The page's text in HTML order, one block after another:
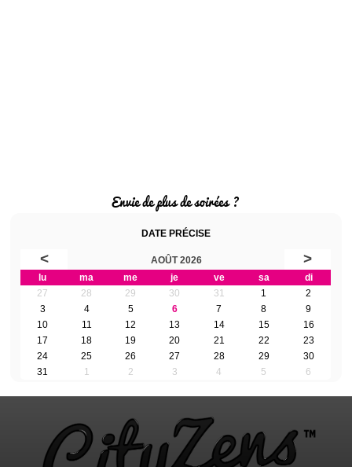
Envie de plus de soirées ?
DATE PRÉCISE
< AOÛT 2026 >
lu ma me je ve sa
di
27
28 29 30 31 1
2
3
4 5 6 7 8
9
10
11 12 13 14 15
16
17
18 19 20 21 22
23
24
25 26 27 28 29
30
31
1 2 3 4 5 6